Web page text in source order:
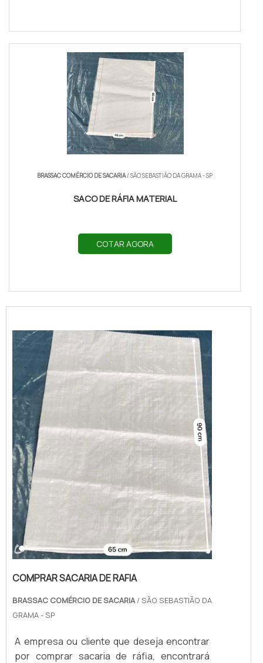
BRASSAC COMÉRCIO DE SACARIA/ SÃO SEBASTIÃO DA GRAMA - SP
SACO DE RÁFIA MATERIAL
COTAR AGORA
COMPRAR SACARIA DE RAFIA
BRASSAC COMÉRCIO DE SACARIA/ SÃO SEBASTIÃO DA
GRAMA - SP
A empresa ou cliente que deseja encontrar
por comprar sacaria de ráfia, encontrará